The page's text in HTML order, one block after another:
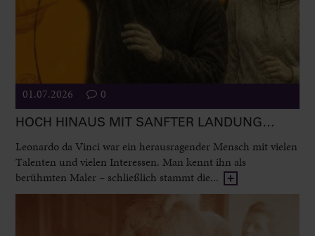
01.07.2026 0
HOCH HINAUS MIT SANFTER LANDUNG…
Leonardo da Vinci war ein herausragender Mensch mit vielen
Talenten und vielen Interessen. Man kennt ihn als
berühmten Maler – schließlich stammt die...